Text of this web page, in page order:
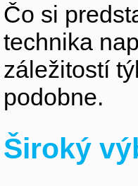
Čo si
technika
záležitostí
podobne.
Široký